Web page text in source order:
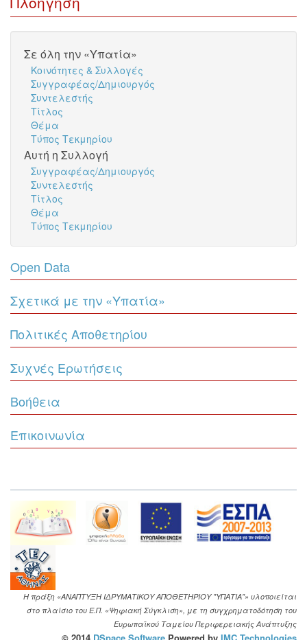
Σε όλη την «Υπατία»
Κοινότητες & Συλλογές
Συγγραφέας/Δημιουργός
Συντελεστής
Τίτλος
Θέμα
Τύπος Τεκμηρίου
Αυτή η Συλλογή
Συγγραφέας/Δημιουργός
Συντελεστής
Τίτλος
Θέμα
Τύπος Τεκμηρίου
Open Data
Σχετικά με την «Υπατία»
Πολιτικές Αποθετηρίου
Συχνές Ερωτήσεις
Βοήθεια
Επικοινωνία
Η πράξη «ΑΝΑΠΤΥΞΗ ΙΔΡΥΜΑΤΙΚΟΥ ΑΠΟΘΕΤΗΡΙΟΥ "ΥΠΑΤΙΑ"» υλοποιείται
στο πλαίσιο του Ε.Π. «Ψηφιακή Σύγκλιση», με τη συγχρηματοδότηση του
Ευρωπαϊκού Ταμείου Περιφερειακής Ανάπτυξης